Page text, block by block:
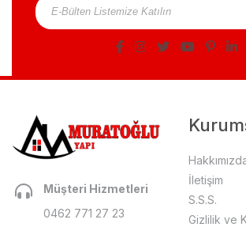
Müşteri Hizmetleri
0462 771 27 23
İletişim
S.S.S.
Gizlilik ve